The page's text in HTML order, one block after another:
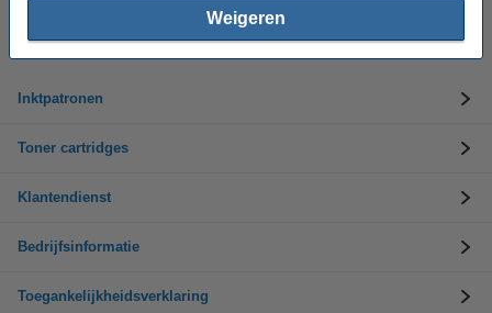
Weigeren
Hulp nodig? Bel ons op +32 (0)9 39 64 123
Op werkdagen van 8.30 tot 17 uur
Inktpatronen
Toner cartridges
Klantendienst
Bedrijfsinformatie
Toegankelijkheidsverklaring